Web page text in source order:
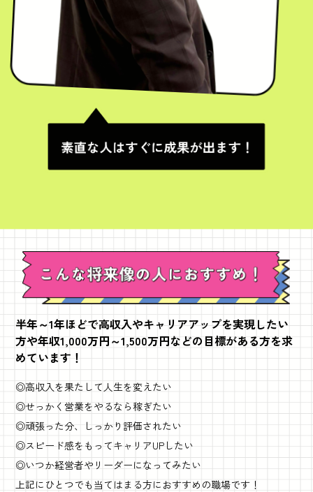
半年～1年ほどで高収入やキャリアアップを実現したい
方や年収1,000万円～1,500万円などの目標がある方を求
めています！
◎高収入を果たして人生を変えたい
◎せっかく営業をやるなら稼ぎたい
◎頑張った分、しっかり評価されたい
◎スピード感をもってキャリアUPしたい
◎いつか経営者やリーダーになってみたい
上記にひとつでも当てはまる方におすすめの職場です！